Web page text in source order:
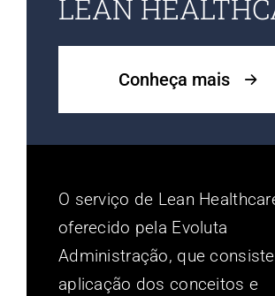
LEAN
Conheça mais
O serviço de Lean
oferecido pela Evoluta
Administração, que
aplicação dos conceitos e